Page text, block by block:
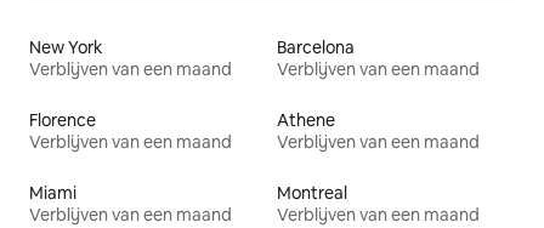
New York
Verblijven van een maand
Barcelona
Verblijven van een maand
Florence
Verblijven van een maand
Athene
Verblijven van een maand
Miami
Verblijven van een maand
Montreal
Verblijven van een maand